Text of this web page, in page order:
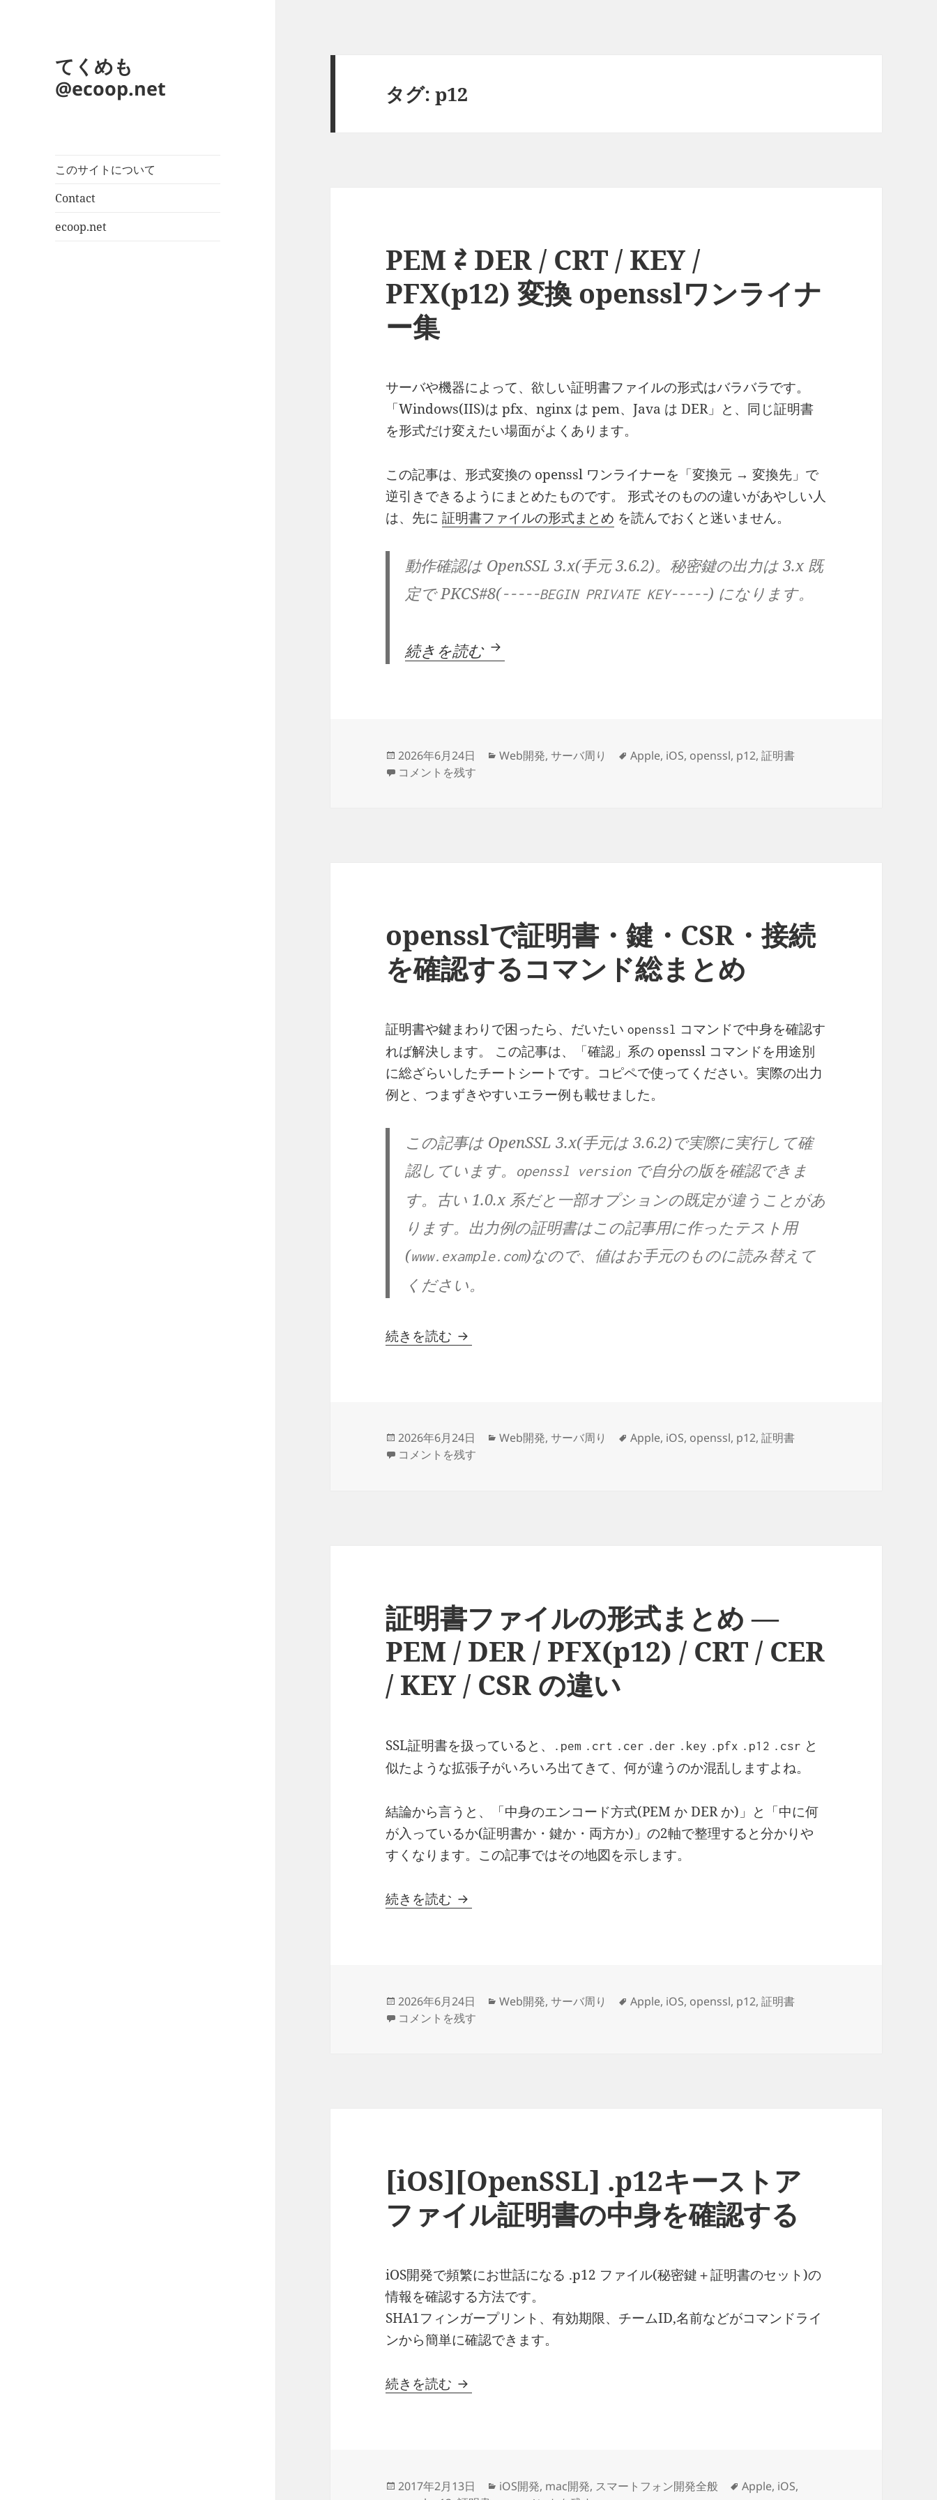
てくめも
@ecoop.net
このサイトについて
Contact
ecoop.net
タグ:p12
PEM ⇄ DER / CRT / KEY /
PFX(p12) 変換 opensslワンライナ
ー集
サーバや機器によって、欲しい証明書ファイルの形式はバラバラです。
「Windows(IIS)は pfx、nginx は pem、Java は DER」と、同じ証明書
を形式だけ変えたい場面がよくあります。
この記事は、形式変換の openssl ワンライナーを「変換元 → 変換先」で
逆引きできるようにまとめたものです。 形式そのものの違いがあやしい人
は、先に証明書ファイルの形式まとめ を読んでおくと迷いません。
動作確認は OpenSSL 3.x(手元 3.6.2)。秘密鍵の出力は 3.x 既
定で PKCS#8(-----BEGIN PRIVATE KEY-----) になります。
続きを読む PEM ⇄ DER / CRT / KEY / PFX(p12) 変換 opensslワンライナー集
投
稿
2026年6月24日
カ
Web開発,サーバ周り
タ
Apple, iOS, openssl, p12,証明書
PEM ⇄ DER / CRT / KEY / PFX(p12) 変換 opensslワンライナー集 に
コメントを残す
opensslで証明書・鍵・CSR・接続
を確認するコマンド総まとめ
証明書や鍵まわりで困ったら、だいたいopenssl コマンドで中身を確認す
れば解決します。 この記事は、「確認」系の openssl コマンドを用途別
に総ざらいしたチートシートです。コピペで使ってください。実際の出力
例と、つまずきやすいエラー例も載せました。
この記事は OpenSSL 3.x(手元は 3.6.2)で実際に実行して確
認しています。
openssl versionで自分の版を確認できま
す。古い 1.0.x 系だと一部オプションの既定が違うことがあ
ります。出力例の証明書はこの記事用に作ったテスト用
(www.example.com)なので、値はお手元のものに読み替えて
ください。
続きを読む opensslで証明書・鍵・CSR・接続を確認するコマンド総まとめ
投
稿
2026年6月24日
カ
Web開発,サーバ周り
タ
Apple, iOS, openssl, p12,証明書
opensslで証明書・鍵・CSR・接続を確認するコマンド総まとめ に
コメントを残す
証明書ファイルの形式まとめ —
PEM / DER / PFX(p12) / CRT / CER
/ KEY / CSR の違い
SSL証明書を扱っていると、 .pem .crt .cer .der .key .pfx .p12 .csr と
似たような拡張子がいろいろ出てきて、何が違うのか混乱しますよね。
結論から言うと、「中身のエンコード方式(PEM か DER か)」と「中に何
が入っているか(証明書か・鍵か・両方か)」の2軸で整理すると分かりや
すくなります。この記事ではその地図を示します。
続きを読む 証明書ファイルの形式まとめ — PEM / DER / PFX(p12) / CRT / CER / KEY / CSR
投
稿
2026年6月24日
カ
Web開発,サーバ周り
タ
Apple, iOS, openssl, p12,証明書
証明書ファイルの形式まとめ — PEM / DER / PFX(p12) / CRT / CER / KEY / CSR の違い に
コメントを残す
[iOS][OpenSSL] .p12キーストア
ファイル証明書の中身を確認する
iOS開発で頻繁にお世話になる .p12 ファイル(秘密鍵＋証明書のセット)の
情報を確認する方法です。
SHA1フィンガープリント、有効期限、チームID,名前などがコマンドライ
ンから簡単に確認できます。
続きを読む [iOS][OpenSSL] .p12キーストアファイル証明書の中身を確認する
投
2017年2月13日
カ
iOS開発, mac開発, スマートフォン開発全般
タ
Apple, iOS,